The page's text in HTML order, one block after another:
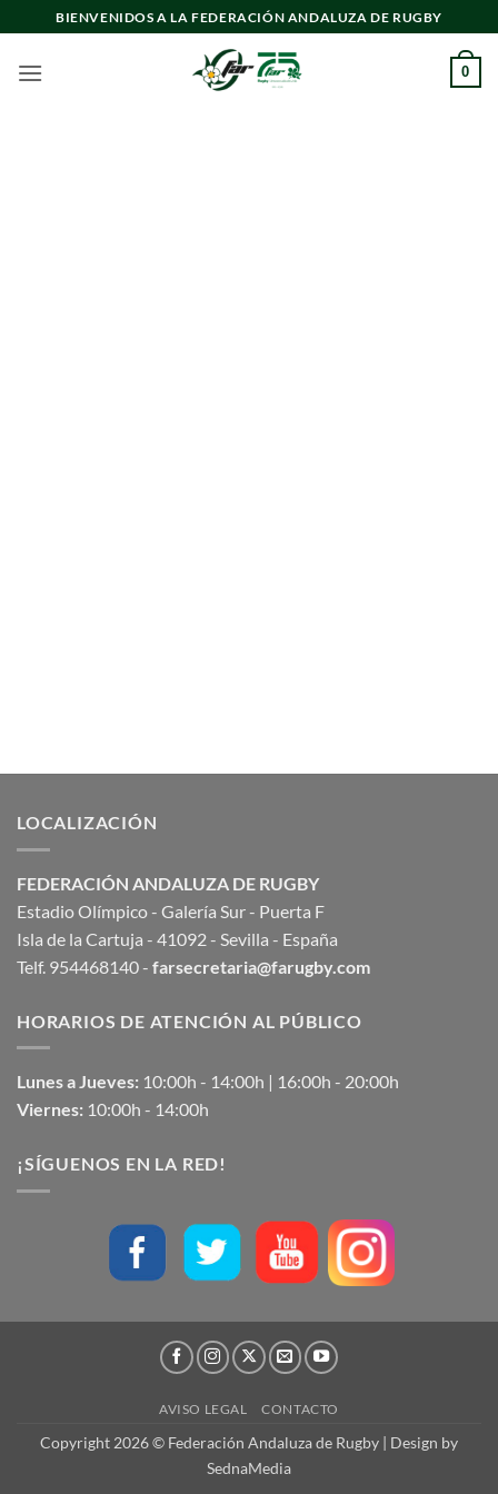
al
contenido
BIENVENIDOS A LA FEDERACIÓN ANDALUZA DE RUGBY
0
LOCALIZACIÓN
FEDERACIÓN ANDALUZA DE RUGBY
Estadio Olímpico - Galería Sur - Puerta F
Isla de la Cartuja - 41092 - Sevilla - España
Telf. 954468140 - farsecretaria@farugby.com
HORARIOS DE ATENCIÓN AL PÚBLICO
Lunes a Jueves: 10:00h - 14:00h | 16:00h - 20:00h
Viernes: 10:00h - 14:00h
¡SÍGUENOS EN LA RED!
AVISO LEGAL CONTACTO
Copyright 2026 © Federación Andaluza de Rugby | Design by
SednaMedia